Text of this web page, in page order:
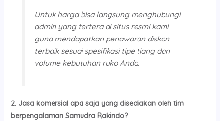
Untuk harga bisa langsung menghubungi
admin yang tertera di situs resmi kami
guna mendapatkan penawaran diskon
terbaik sesuai spesifikasi tipe tiang dan
volume kebutuhan ruko Anda.
2. Jasa komersial apa saja yang disediakan oleh tim
berpengalaman Samudra Rakindo?